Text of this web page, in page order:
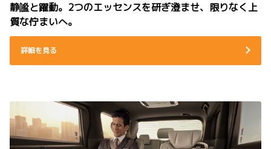
静謐と躍動。2つのエッセンスを研ぎ澄ませ、限りなく上
質な佇まいへ。
詳細を見る